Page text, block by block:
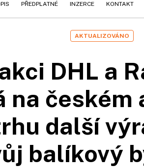
PŘEDPLATNÉ INZERCE KONTAKT
AKTUALIZOVÁNO
DHL a
na českém
další
balíkový